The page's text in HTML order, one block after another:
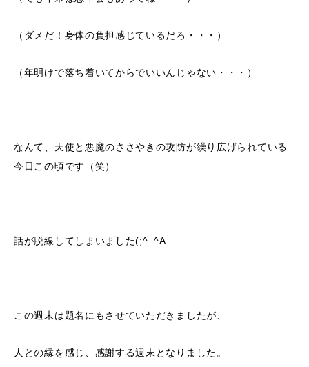
（ダメだ！身体の負担感じているだろ・・・）
（年明けで落ち着いてからでいいんじゃない・・・）
なんて、天使と悪魔のささやきの攻防が繰り広げられている
今日この頃です（笑）
話が脱線してしまいました(;^_^A
この週末は題名にもさせていただきましたが、
人との縁を感じ、感謝する週末となりました。